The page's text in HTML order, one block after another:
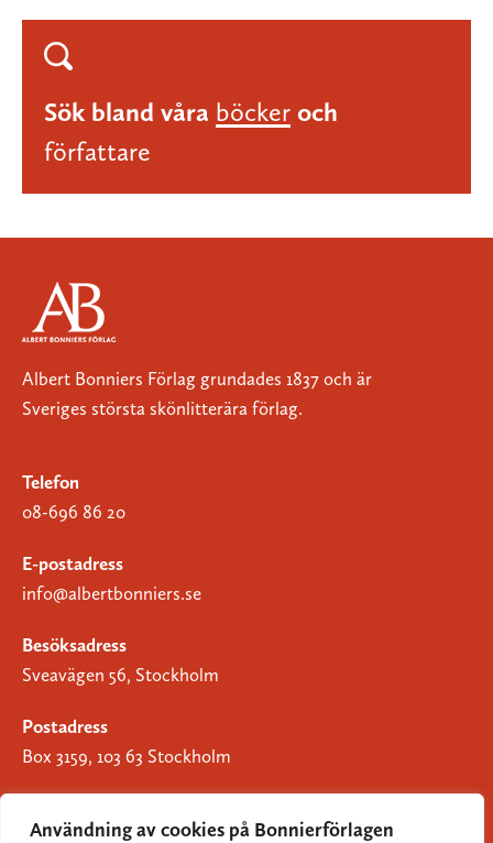
Användning av cookies på Bonnierförlagen
Sök bland våra böcker och
författare
Albert Bonniers Förlag grundades 1837 och är
Sveriges största skönlitterära förlag.
Telefon
08-696 86 20
E-postadress
info@albertbonniers.se
Besöksadress
Sveavägen 56, Stockholm
Postadress
Box 3159, 103 63 Stockholm